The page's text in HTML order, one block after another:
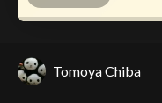
Tomoya Chiba